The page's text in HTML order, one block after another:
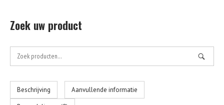
Zoek uw product
Zoek
naar:
Beschrijving Aanvullende informatie